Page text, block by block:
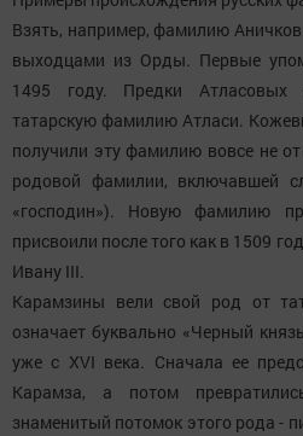
Взять, например, фамилию
выходцами из Орды. Первые
1495 году. Предки Атласовых
татарскую фамилию Атласи.
получили эту фамилию вовсе не
родовой фамилии, включавшей
«господин»). Новую фамилию
присвоили после того как в 1509
Ивану III.
Карамзины вели свой род от
означает буквально «Черный
уже с XVI века. Сначала ее
Карамза, а потом
знаменитый потомок этого рода -